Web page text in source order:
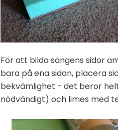
För att bilda sängens sidor
bara på ena sidan, placera
bekvämlighet - det beror
nödvändigt) och limes med